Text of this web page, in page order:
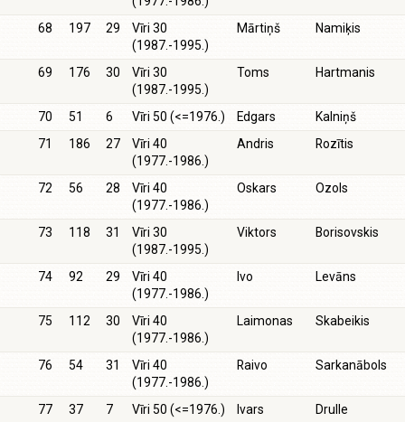
68
197 29
Vīri 30
(1987.-1995.)
Mārtiņš Namiķis
69 176 30
Vīri 30
(1987.-1995.)
Toms Hartmanis
70 51 6 Vīri 50 (<=1976.) Edgars
Kalniņš
71
186 27
Vīri 40
(1977.-1986.)
Andris Rozītis
72 56 28
Vīri 40
(1977.-1986.)
Oskars Ozols
73 118 31
Vīri 30
(1987.-1995.)
Viktors Borisovskis
74 92 29
Vīri 40
(1977.-1986.)
Ivo Levāns
75 112 30
Vīri 40
(1977.-1986.)
Laimonas Skabeikis
76 54 31
Vīri 40
(1977.-1986.)
Raivo Sarkanābols
77 37 7 Vīri 50 (<=1976.) Ivars
Drulle